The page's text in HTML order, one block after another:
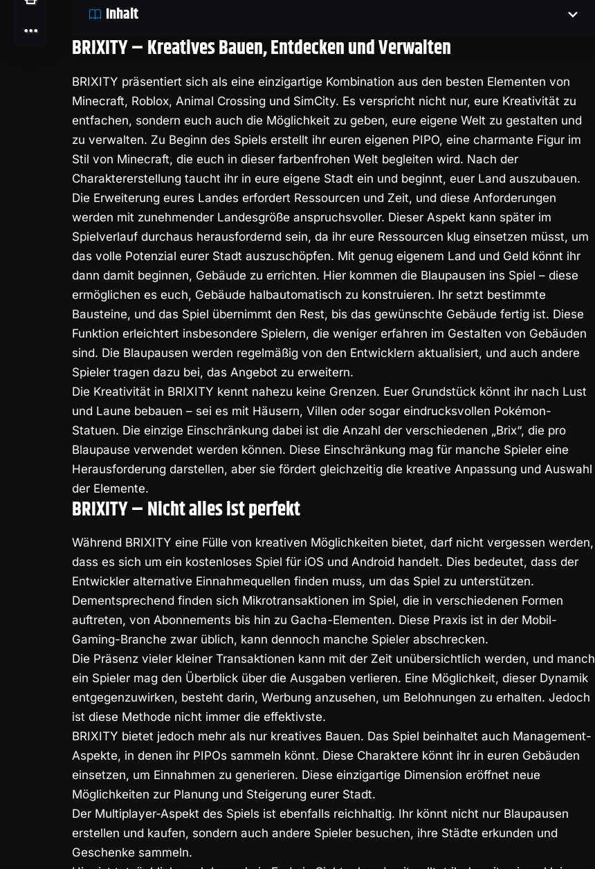
Inhalt
BRIXITY –Kreatives Bauen, Entdecken und Verwalten
BRIXITY präsentiert sich als eine einzigartige Kombination aus den besten Elementen von
Minecraft, Roblox, Animal Crossingund SimCity. Es verspricht nicht nur, eure Kreativität zu
entfachen, sondern euch auch die Möglichkeit zu geben, eure eigene Welt zu gestalten und
zu verwalten. Zu Beginn des Spiels erstellt ihr euren eigenen PIPO, eine charmante Figur im
Stil von Minecraft, die euch in dieser farbenfrohen Welt begleiten wird. Nach der
Charaktererstellung taucht ihr in eure eigene Stadt ein und beginnt, euer Land auszubauen.
Die Erweiterung eures Landes erfordert Ressourcen und Zeit, und diese Anforderungen
werden mit zunehmender Landesgröße anspruchsvoller. Dieser Aspekt kann später im
Spielverlauf durchaus herausfordernd sein, da ihr eure Ressourcen klug einsetzen müsst, um
das volle Potenzial eurer Stadt auszuschöpfen. Mit genug eigenem Land und Geld könnt ihr
dann damit beginnen, Gebäude zu errichten. Hier kommen die Blaupausen ins Spiel – diese
ermöglichen es euch, Gebäude halbautomatisch zu konstruieren. Ihr setzt bestimmte
Bausteine, und das Spiel übernimmt den Rest, bis das gewünschte Gebäude fertig ist. Diese
Funktion erleichtert insbesondere Spielern, die weniger erfahren im Gestalten von Gebäuden
sind. Die Blaupausen werden regelmäßig von den Entwicklern aktualisiert, und auch andere
Spieler tragen dazu bei, das Angebot zu erweitern.
Die Kreativität in BRIXITY kennt nahezu keine Grenzen. Euer Grundstück könnt ihr nach Lust
und Laune bebauen – sei es mit Häusern, Villen oder sogar eindrucksvollen Pokémon-
Statuen. Die einzige Einschränkung dabei ist die Anzahl der verschiedenen „Brix“, die pro
Blaupause verwendet werden können. Diese Einschränkung mag für manche Spieler eine
Herausforderung darstellen, aber sie fördert gleichzeitig die kreative Anpassung und Auswahl
der Elemente.
BRIXITY – Nicht alles ist perfekt
Während BRIXITY eine Fülle von kreativen Möglichkeiten bietet, darf nicht vergessen werden,
dass es sich um ein kostenloses Spiel für iOS und Android handelt. Dies bedeutet, dass der
Entwickler alternative Einnahmequellen finden muss, um das Spiel zu unterstützen.
Dementsprechend finden sich Mikrotransaktionen im Spiel, die in verschiedenen Formen
auftreten, von Abonnements bis hin zu Gacha-Elementen. Diese Praxis ist in der Mobil-
Gaming-Branche zwar üblich, kann dennoch manche Spieler abschrecken.
Die Präsenz vieler kleiner Transaktionen kann mit der Zeit unübersichtlich werden, und manch
ein Spieler mag den Überblick über die Ausgaben verlieren. Eine Möglichkeit, dieser Dynamik
entgegenzuwirken, besteht darin, Werbung anzusehen, um Belohnungen zu erhalten. Jedoch
ist diese Methode nicht immer die effektivste.
BRIXITY bietet jedoch mehr als nur kreatives Bauen. Das Spiel beinhaltet auch Management-
Aspekte, in denen ihr PIPOs sammeln könnt. Diese Charaktere könnt ihr in euren Gebäuden
einsetzen, um Einnahmen zu generieren. Diese einzigartige Dimension eröffnet neue
Möglichkeiten zur Planung und Steigerung eurer Stadt.
Der Multiplayer-Aspekt des Spiels ist ebenfalls reichhaltig. Ihr könnt nicht nur Blaupausen
erstellen und kaufen, sondern auch andere Spieler besuchen, ihre Städte erkunden und
Geschenke sammeln.